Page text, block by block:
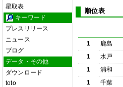
星取表
キーワード
プレスリリース
ニュース
ブログ
データ・その他
ダウンロード
toto
順位表
1 鹿島
1
水戸
1
浦和
1
千葉